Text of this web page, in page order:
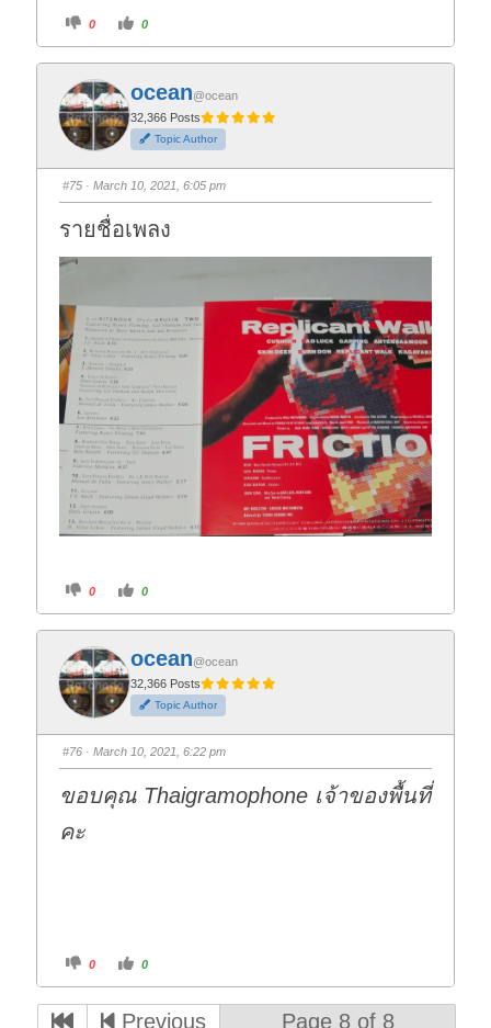
C
i
k
f
o
r
t
h
u
m
d
o
n
.
0
C
i
k
o
r
t
h
u
m
u
p
0
ocean@ocean
32,366 Posts
Topic Author
#75 · March 10, 2021, 6:05 pm
รายชื่อเพลง
C
i
k
f
o
r
t
h
u
m
b
d
o
n
.
0
C
i
k
o
t
h
u
m
b
u
p
0
ocean@ocean
32,366 Posts
Topic Author
#76 · March 10, 2021, 6:22 pm
ขอบคุณ Thaigramophone เจ้าของพื้นที่
คะ
C
i
k
0
C
i
k
f
0
Previous Page 8 of 8